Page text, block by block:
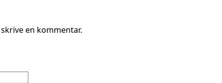
en kommentar.